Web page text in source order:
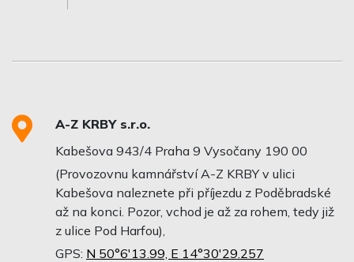
A-Z KRBY s.r.o.
Kabešova 943/4 Praha 9 Vysočany 190 00
(Provozovnu kamnářství A-Z KRBY v ulici
Kabešova naleznete při příjezdu z Poděbradské
až na konci. Pozor, vchod je až za rohem, tedy již
z ulice Pod Harfou),
GPS: N 50°6'13.99, E 14°30'29.257